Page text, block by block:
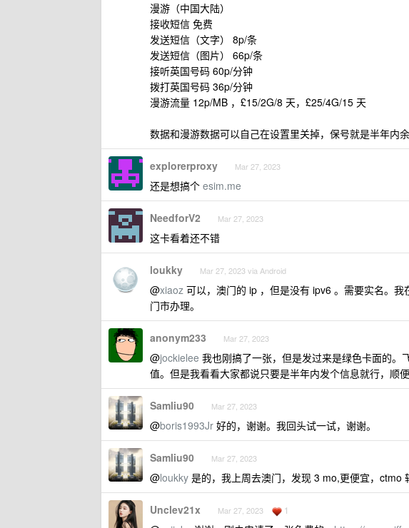
漫游（中国大陆）
接收短信 免费
发送短信（文字） 8p/条
发送短信（图片） 66p/条
接听英国号码 60p/分钟
拨打英国号码 36p/分钟
漫游流量 12p/MB ，£15/2G/8 天，£25/4G/15 天
数据和漫游数据可以自己在设置里关掉，保号就是半年内
explorerproxy Mar 27, 2023
还是想搞个 esim.me
NeedforV2 Mar 27, 2023
这卡看着还不错
loukky Mar 27, 2023 via Android
@xiaoz 可以，澳门的 ip ，但是没有 ipv6 。需要实名。
门市办理。
anonym233 Mar 27, 2023
@jockielee 我也刚搞了一张，但是发过来是绿色卡面的。
值。但是我看看大家都说只要是半年内发个信息就行，顺
Samliu90 Mar 27, 2023
@boris1993Jr 好的，谢谢。我回头试一试，谢谢。
Samliu90 Mar 27, 2023
@loukky 是的，我上周去澳门，发现 3 mo,更便宜，ctmo
Unclev21x Mar 27, 2023 1